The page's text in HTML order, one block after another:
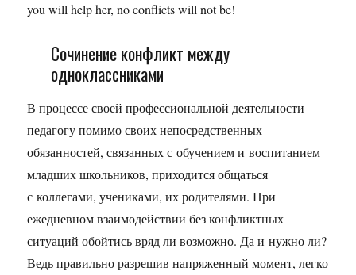
you will help her, no conflicts will not be!
Сочинение конфликт между
одноклассниками
В процессе своей профессиональной деятельности
педагогу помимо своих непосредственных
обязанностей, связанных с обучением и воспитанием
младших школьников, приходится общаться
с коллегами, учениками, их родителями. При
ежедневном взаимодействии без конфликтных
ситуаций обойтись вряд ли возможно. Да и нужно ли?
Ведь правильно разрешив напряженный момент, легко